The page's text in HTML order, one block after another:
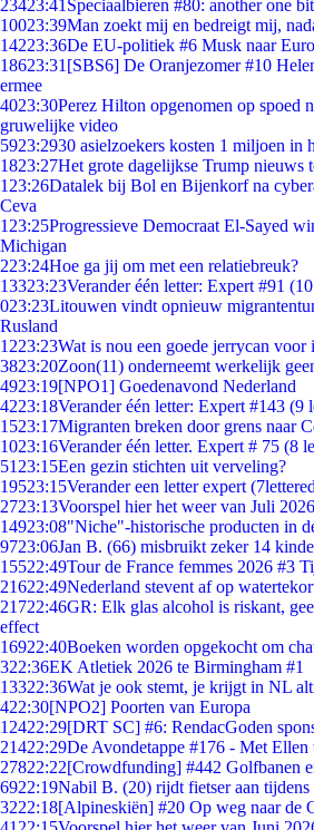
23423:41 Speciaalbieren #80: another one
10023:39Man zoekt mij en bedreigt mij,
14223:36De EU-politiek #6 Musk naar
18623:31 [SBS6] De Oranjezomer #10
ermee
4023:30Perez Hilton opgenomen op spoed
gruwelijke video
5923:2930 asielzoekers kosten 1 miljoen in
1823:27Het grote dagelijkse Trump nieuws
1 23:26Datalek bij Bol en Bijenkorf na
Ceva
1 23:25Progressieve Democraat El-Sayed
Michigan
223:24Hoe ga jij om met een relatiebreuk?
13323:23Verander één letter: Expert #91
023:23Litouwen vindt opnieuw
Rusland
1223:23Wat is nou een goede jerrycan voor
3823:20Zoon(11) onderneemt werkelijk
4923:19[NPO1] Goedenavond Nederland
4223:18Verander één letter: Expert #143 (9
1523:17Migranten breken door grens naar
1023:16Verander één letter. Expert # 75 (8
51 23:15Een gezin stichten uit verveling?
19523:15Verander een letter expert
2723:13Voorspel hier het weer van Juli
14923:08"Niche"-historische producten in
9723:06Jan B. (66) misbruikt zeker 14
15522:49Tour de France femmes 2026 #3
21622:49Nederland stevent af op
21722:46GR: Elk glas alcohol is riskant,
effect
16922:40Boeken worden opgekocht om
322:36EK Atletiek 2026 te Birmingham #1
13322:36Wat je ook stemt, je krijgt in NL
422:30[NPO2] Poorten van Europa
12422:29[DRT SC] #6: RendacGoden
21422:29De Avondetappe #176 - Met Ellen
27822:22[Crowdfunding] #442 Golfbanen
6922:19Nabil B. (20) rijdt fietser aan tijdens
3222:18[Alpineskiën] #20 Op weg naar de